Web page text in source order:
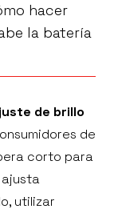
hacer
la batería
de brillo
de
corto para
utilizar